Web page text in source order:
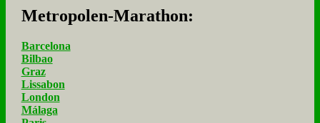
Me­tro­po­len-Ma­ra­thon:
Barcelona
Bilbao
Graz
Lissabon
London
Málaga